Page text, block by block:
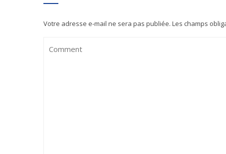
Votre adresse e-mail ne sera pas publiée. Les champs